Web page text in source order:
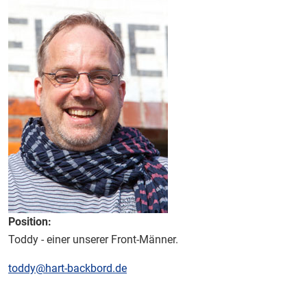
Position:
Toddy - einer unserer Front-Männer.
E-Mail:
toddy@hart-backbord.de